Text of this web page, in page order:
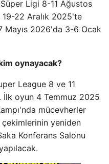
Ligi 8-11 Ağustos
19-22 Aralık 2025'te
Mayıs 2026'da 3-6 Ocak
oynayacak?
League 8 ve 11
İlk oyun 4 Temmuz 2025
mücevherler
yeniden
Konferans Salonu